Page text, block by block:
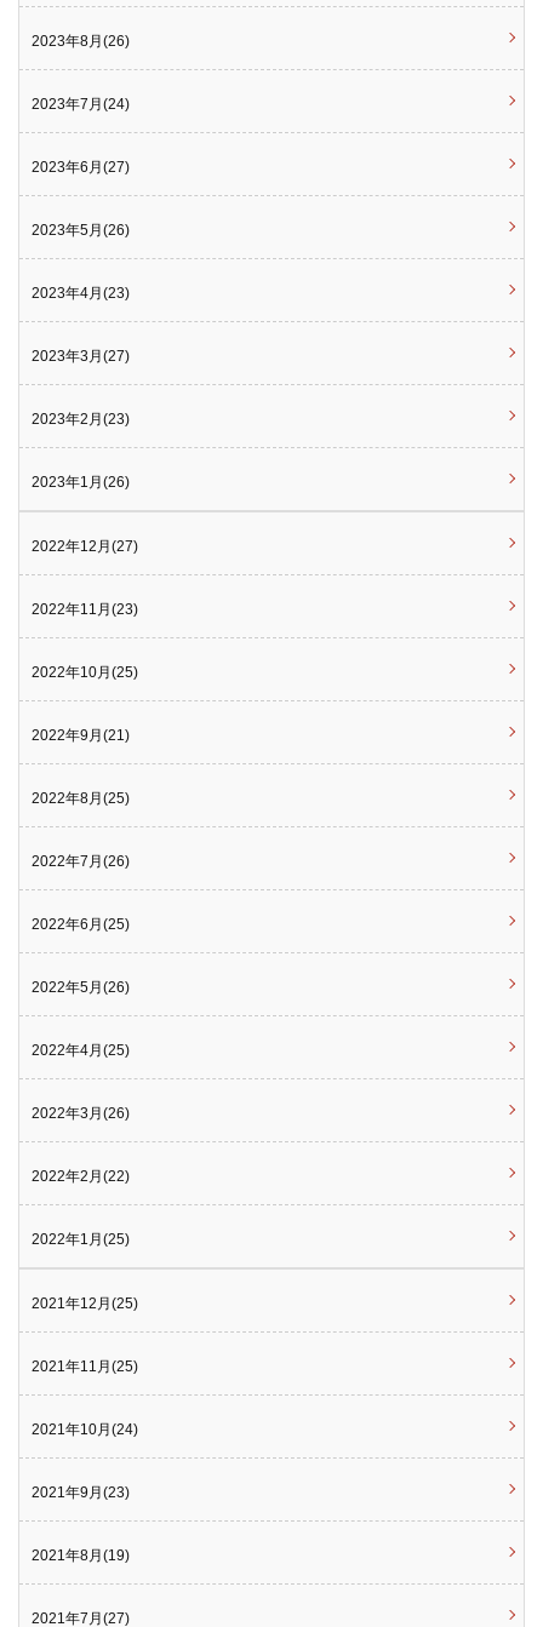
2023年8月(26)
2023年7月(24)
2023年6月(27)
2023年5月(26)
2023年4月(23)
2023年3月(27)
2023年2月(23)
2023年1月(26)
2022年12月(27)
2022年11月(23)
2022年10月(25)
2022年9月(21)
2022年8月(25)
2022年7月(26)
2022年6月(25)
2022年5月(26)
2022年4月(25)
2022年3月(26)
2022年2月(22)
2022年1月(25)
2021年12月(25)
2021年11月(25)
2021年10月(24)
2021年9月(23)
2021年8月(19)
2021年7月(27)